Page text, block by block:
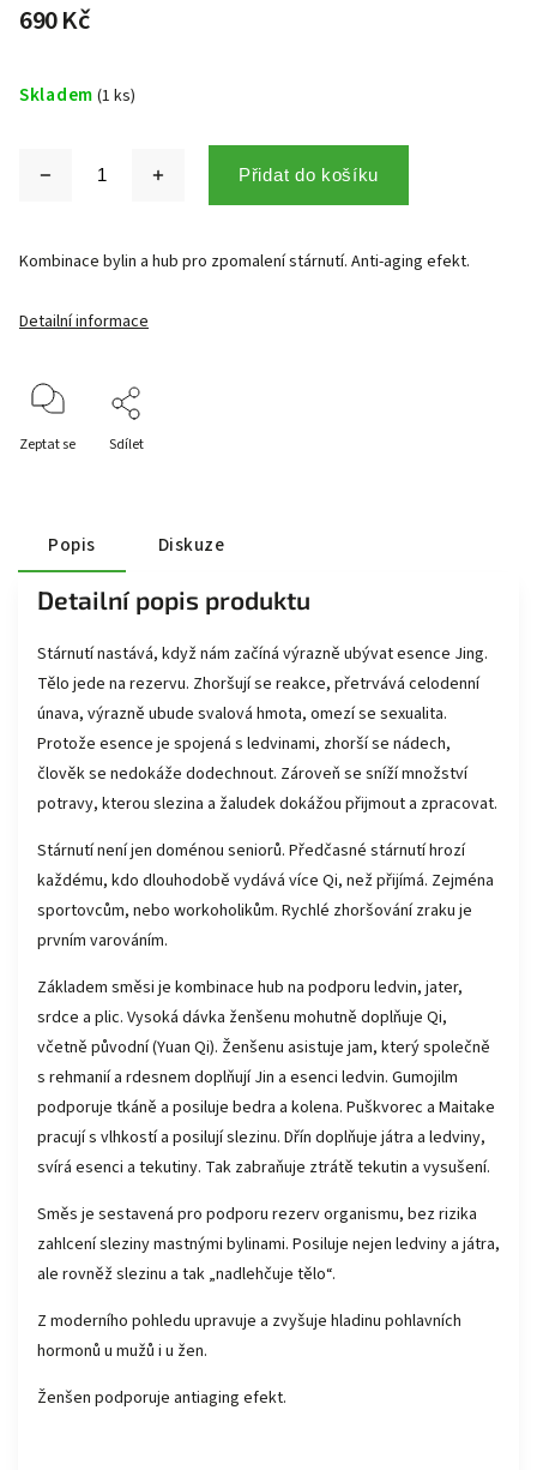
690 Kč
Skladem (1 ks)
Přidat do košíku
Kombinace bylin a hub pro zpomalení stárnutí. Anti-aging efekt.
Detailní informace
Zeptat se Sdílet
Popis Diskuze
Detailní popis produktu
Stárnutí nastává, když nám začíná výrazně ubývat esence Jing.
Tělo jede na rezervu. Zhoršují se reakce, přetrvává celodenní
únava, výrazně ubude svalová hmota, omezí se sexualita.
Protože esence je spojená s ledvinami, zhorší se nádech,
člověk se nedokáže dodechnout. Zároveň se sníží množství
potravy, kterou slezina a žaludek dokážou přijmout a zpracovat.
Stárnutí není jen doménou seniorů. Předčasné stárnutí hrozí
každému, kdo dlouhodobě vydává více Qi, než přijímá. Zejména
sportovcům, nebo workoholikům. Rychlé zhoršování zraku je
prvním varováním.
Základem směsi je kombinace hub na podporu ledvin, jater,
srdce a plic. Vysoká dávka ženšenu mohutně doplňuje Qi,
včetně původní (Yuan Qi). Ženšenu asistuje jam, který společně
s rehmanií a rdesnem doplňují Jin a esenci ledvin. Gumojilm
podporuje tkáně a posiluje bedra a kolena. Puškvorec a Maitake
pracují s vlhkostí a posilují slezinu. Dřín doplňuje játra a ledviny,
svírá esenci a tekutiny. Tak zabraňuje ztrátě tekutin a vysušení.
Směs je sestavená pro podporu rezerv organismu, bez rizika
zahlcení sleziny mastnými bylinami. Posiluje nejen ledviny a játra,
ale rovněž slezinu a tak „nadlehčuje tělo“.
Z moderního pohledu upravuje a zvyšuje hladinu pohlavních
hormonů u mužů i u žen.
Ženšen podporuje antiaging efekt.